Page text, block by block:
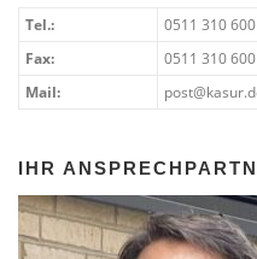
Tel.:
0511 310
Fax:
0511 310
Mail:
IHR